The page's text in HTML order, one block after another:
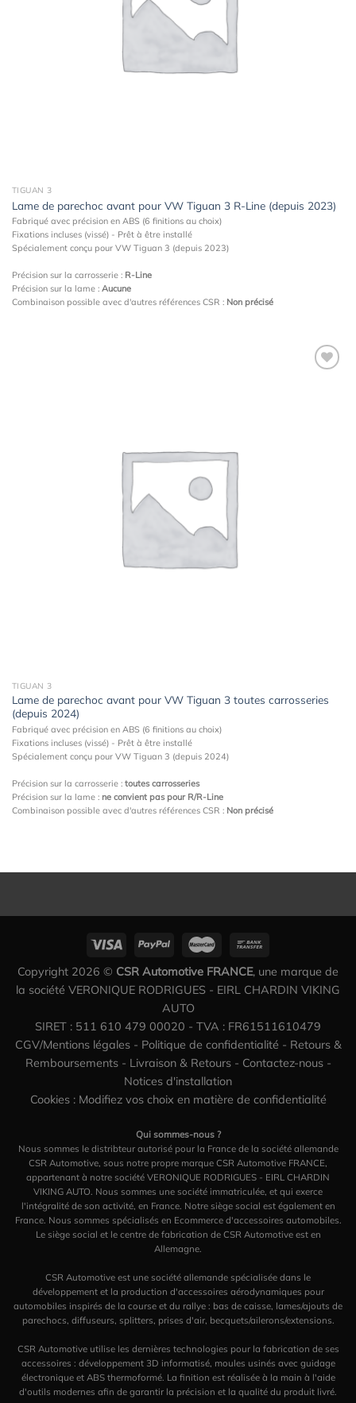
TIGUAN 3
Lame de parechoc avant pour VW Tiguan 3 R-Line (depuis 2023)
Fabriqué avec précision en ABS (6 finitions au choix)
Fixations incluses (vissé) - Prêt à être installé
Spécialement conçu pour VW Tiguan 3 (depuis 2023)
Précision sur la carrosserie : R-Line
Précision sur la lame : Aucune
Combinaison possible avec d'autres références CSR : Non précisé
TIGUAN 3
Lame de parechoc avant pour VW Tiguan 3 toutes carrosseries
(depuis 2024)
Fabriqué avec précision en ABS (6 finitions au choix)
Fixations incluses (vissé) - Prêt à être installé
Spécialement conçu pour VW Tiguan 3 (depuis 2024)
Précision sur la carrosserie : toutes carrosseries
Précision sur la lame : ne convient pas pour R/R-Line
Combinaison possible avec d'autres références CSR : Non précisé
Copyright 2026 © CSR Automotive FRANCE, une marque de
la société VERONIQUE RODRIGUES - EIRL CHARDIN VIKING
AUTO
SIRET : 511 610 479 00020 - TVA : FR61511610479
CGV/Mentions légales- Politique de confidentialité - Retours &
Remboursements- Livraison & Retours- Contactez-nous-
Notices d'installation
Cookies : Modifiez vos choix en matière de confidentialité
Qui sommes-nous ?
Nous sommes le distribteur autorisé pour la France de la société allemande
CSR Automotive, sous notre propre marque CSR Automotive FRANCE,
appartenant à notre société VERONIQUE RODRIGUES - EIRL CHARDIN
VIKING AUTO. Nous sommes une société immatriculée, et qui exerce
l'intégralité de son activité, en France. Notre siège social est également en
France. Nous sommes spécialisés en Ecommerce d'accessoires automobiles.
Le siège social et le centre de fabrication de CSR Automotive est en
Allemagne.
CSR Automotive est une société allemande spécialisée dans le
développement et la production d'accessoires aérodynamiques pour
automobiles inspirés de la course et du rallye : bas de caisse, lames/ajouts de
parechocs, diffuseurs, splitters, prises d'air, becquets/ailerons/extensions.
CSR Automotive utilise les dernières technologies pour la fabrication de ses
accessoires : développement 3D informatisé, moules usinés avec guidage
électronique et ABS thermoformé. La finition est réalisée à la main à l'aide
d'outils modernes afin de garantir la précision et la qualité du produit livré.